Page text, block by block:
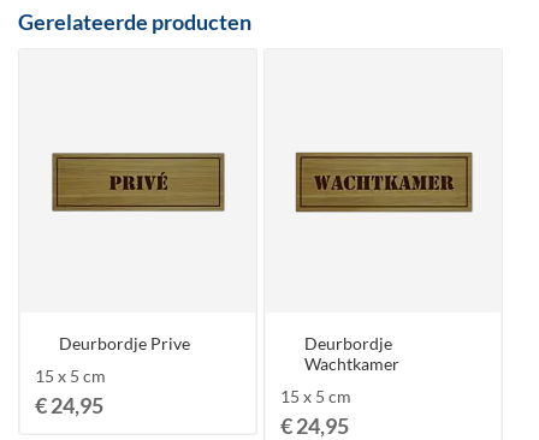
Gerelateerde producten
Deurbordje Prive
15 x 5 cm
€ 24,95
Deurbordje
Wachtkamer
15 x 5 cm
€ 24,95